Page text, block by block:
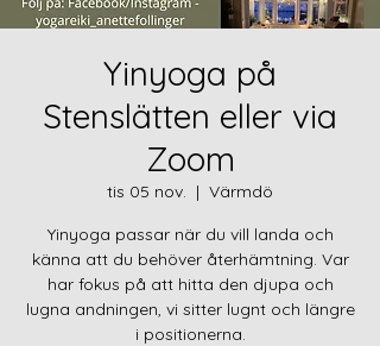
Yinyoga på
Stenslätten eller via
Zoom
tis 05 nov.
  |
Värmdö
Yinyoga passar när du vill landa och
känna att du behöver återhämtning. Var
har fokus på att hitta den djupa och
lugna andningen, vi sitter lugnt och längre
i positionerna.